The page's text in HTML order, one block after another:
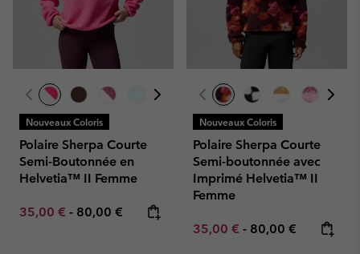
Nouveaux Coloris
Polaire Sherpa Courte
Semi-Boutonnée en
Helvetia™ II Femme
Minimum sale price:
35,00 € - Maximum price:
80,00 €
Nouveaux Coloris
Polaire Sherpa Courte
Semi-boutonnée avec
Imprimé Helvetia™ II
Femme
Minimum sale price:
35,00 € - Maximum price:
80,00 €